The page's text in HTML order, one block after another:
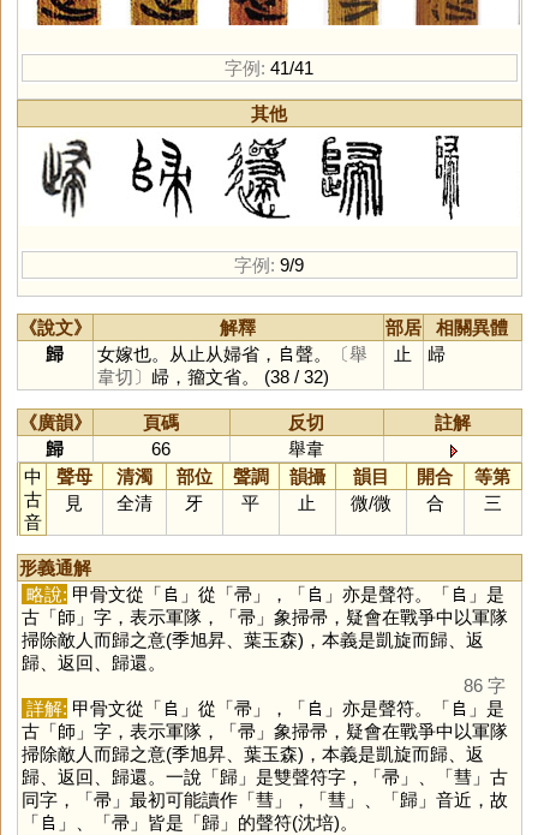
字例: 41/41
其他
字例: 9/9
《說文》 解釋 部居
相關異體
歸
女嫁也。从止从婦省，𠂤聲。
〔舉
韋切〕 㱕，籀文省。 (38 / 32)
止 㱕
《廣韻》 頁碼 反切
註解
歸
66
舉韋
中
古
音
聲母 清濁 部位 聲調 韻攝 韻目 開合
等第
見
全清 牙 平 止 微/微 合 三
形義通解
略說: 甲骨文從「 𠂤 」從「帚」，「 𠂤 」亦是聲符。「 𠂤 」是
古「師」字，表示軍隊，「帚」象掃帚，疑會在戰爭中以軍隊
掃除敵人而歸之意(季旭昇、葉玉森)，本義是凱旋而歸、返
歸、返回、歸還。
86 字
詳解: 甲骨文從「 𠂤 」從「帚」，「 𠂤 」亦是聲符。「 𠂤 」是
古「師」字，表示軍隊，「帚」象掃帚，疑會在戰爭中以軍隊
掃除敵人而歸之意(季旭昇、葉玉森)，本義是凱旋而歸、返
歸、返回、歸還。一說「歸」是雙聲符字，「帚」、「彗」古
同字，「帚」最初可能讀作「彗」，「彗」、「歸」音近，故
「 𠂤 」、「帚」皆是「歸」的聲符(沈培)。